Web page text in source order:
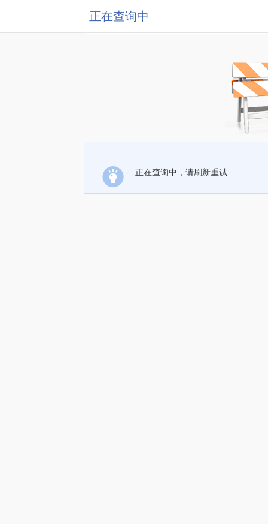
正在查询中
正在查询中，请刷新重试